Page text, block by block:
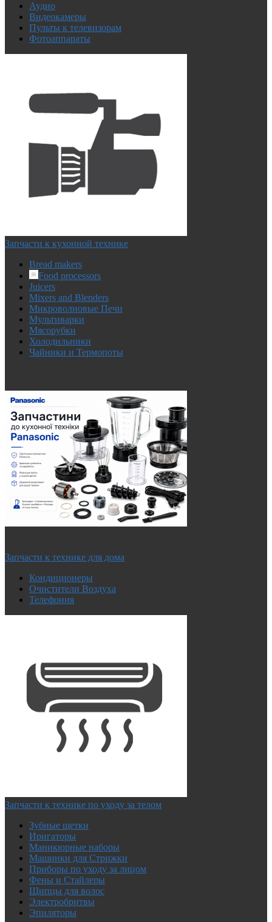
Аудио
Видеокамеры
Пульты к телевизорам
Фотоаппараты
Запчасти к кухонной технике
Bread makers
Food processors
Juicers
Mixers and Blenders
Микроволновые Печи
Мультиварки
Мясорубки
Холодильники
Чайники и Термопоты
Запчасти к технике для дома
Кондиционеры
Очистители Воздуха
Телефония
Запчасти к технике по уходу за телом
Зубные щетки
Иригаторы
Маникюрные наборы
Машинки для Стрижки
Приборы по уходу за лицом
Фены и Стайлеры
Щипцы для волос
Электробритвы
Эпиляторы